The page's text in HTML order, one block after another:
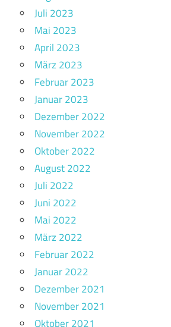
Juli 2023
Mai 2023
April 2023
März 2023
Februar 2023
Januar 2023
Dezember 2022
November 2022
Oktober 2022
August 2022
Juli 2022
Juni 2022
Mai 2022
März 2022
Februar 2022
Januar 2022
Dezember 2021
November 2021
Oktober 2021